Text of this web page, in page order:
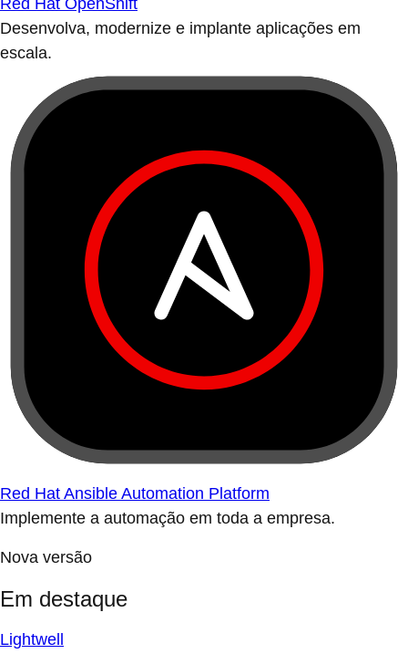
Red Hat OpenShift
Desenvolva, modernize e implante aplicações em
escala.
Red Hat Ansible Automation Platform
Implemente a automação em toda a empresa.
Nova versão
Em destaque
Lightwell